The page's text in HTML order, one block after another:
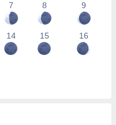
7
8 9
14 15 16